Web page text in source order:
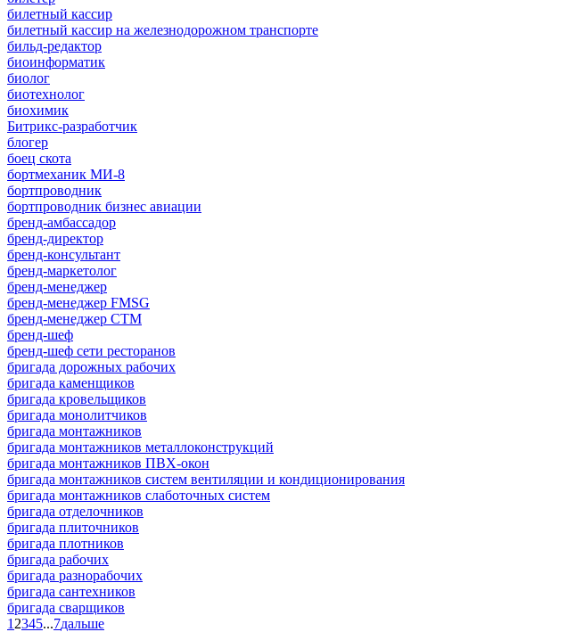
билетный кассир
билетный кассир на железнодорожном транспорте
бильд-редактор
биоинформатик
биолог
биотехнолог
биохимик
Битрикс-разработчик
блогер
боец скота
бортмеханик МИ-8
бортпроводник
бортпроводник бизнес авиации
бренд-амбассадор
бренд-директор
бренд-консультант
бренд-маркетолог
бренд-менеджер
бренд-менеджер FMSG
бренд-менеджер СТМ
бренд-шеф
бренд-шеф сети ресторанов
бригада дорожных рабочих
бригада каменщиков
бригада кровельщиков
бригада монолитчиков
бригада монтажников
бригада монтажников металлоконструкций
бригада монтажников ПВХ-окон
бригада монтажников систем вентиляции и кондиционирования
бригада монтажников слаботочных систем
бригада отделочников
бригада плиточников
бригада плотников
бригада рабочих
бригада разнорабочих
бригада сантехников
бригада сварщиков
1 2345...7дальше